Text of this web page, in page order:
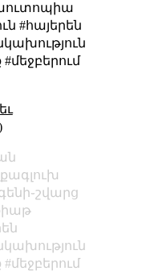
#հայերեն
մեջբերում